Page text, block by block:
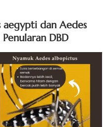
aegypti dan Aedes
DBD